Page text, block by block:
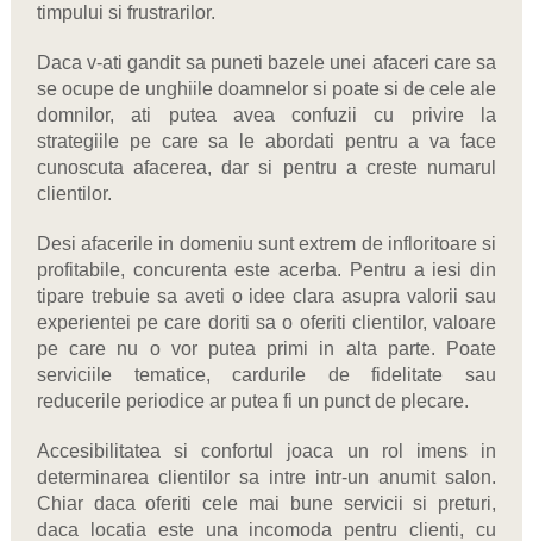
timpului si frustrarilor.
Daca v-ati gandit sa puneti bazele unei afaceri care sa
se ocupe de unghiile doamnelor si poate si de cele ale
domnilor, ati putea avea confuzii cu privire la
strategiile pe care sa le abordati pentru a va face
cunoscuta afacerea, dar si pentru a creste numarul
clientilor.
Desi afacerile in domeniu sunt extrem de infloritoare si
profitabile, concurenta este acerba. Pentru a iesi din
tipare trebuie sa aveti o idee clara asupra valorii sau
experientei pe care doriti sa o oferiti clientilor, valoare
pe care nu o vor putea primi in alta parte. Poate
serviciile tematice, cardurile de fidelitate sau
reducerile periodice ar putea fi un punct de plecare.
Accesibilitatea si confortul joaca un rol imens in
determinarea clientilor sa intre intr-un anumit salon.
Chiar daca oferiti cele mai bune servicii si preturi,
daca locatia este una incomoda pentru clienti, cu